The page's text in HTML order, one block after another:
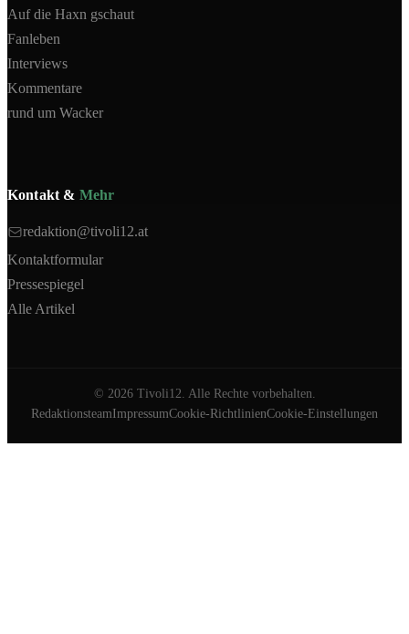
Auf die Haxn gschaut
Fanleben
Interviews
Kommentare
rund um Wacker
Kontakt & Mehr
redaktion@tivoli12.at
Kontaktformular
Pressespiegel
Alle Artikel
© 2026Tivoli12. Alle Rechte vorbehalten.
RedaktionsteamImpressumCookie-RichtlinienCookie-Einstellungen